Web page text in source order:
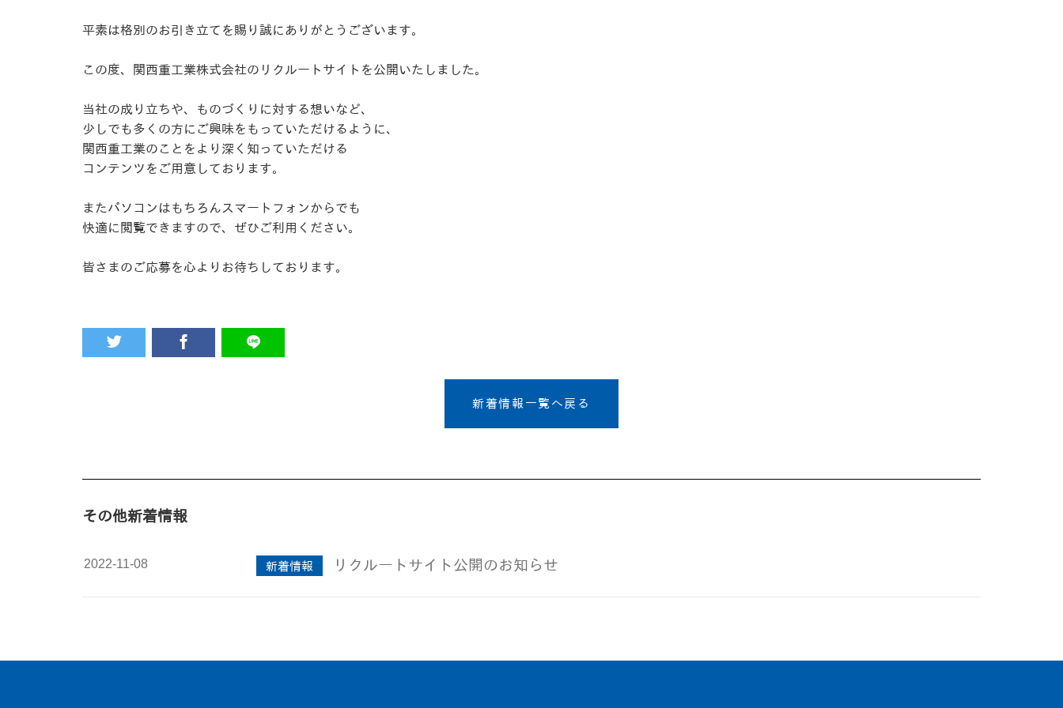
平素は格別のお引き立てを賜り誠にありがとうございます。
この度、関西重工業株式会社のリクルートサイトを公開いたしました。
当社の成り立ちや、ものづくりに対する想いなど、
少しでも多くの方にご興味をもっていただけるように、
関西重工業のことをより深く知っていただける
コンテンツをご用意しております。
またパソコンはもちろんスマートフォンからでも
快適に閲覧できますので、ぜひご利用ください。
皆さまのご応募を心よりお待ちしております。
新着情報一覧へ戻る
その他新着情報
2022-11-08 新着情報 リクルートサイト公開のお知らせ